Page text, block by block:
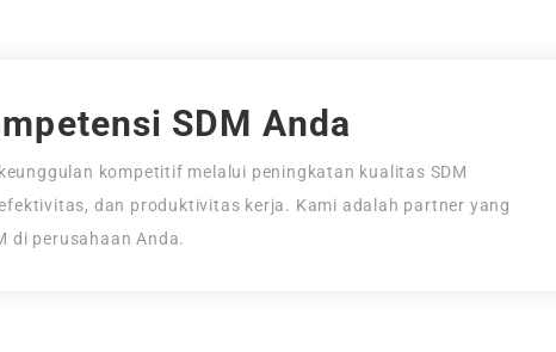
SDM Anda
kompetitif melalui peningkatan kualitas SDM
dan produktivitas kerja. Kami adalah partner yang
di perusahaan Anda.